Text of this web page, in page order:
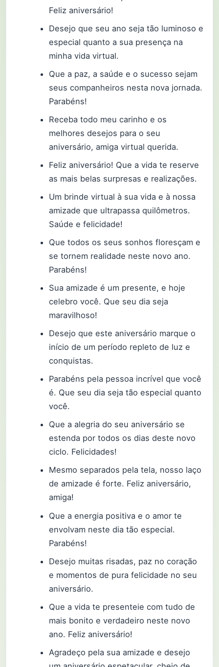
Feliz aniversário!
Desejo que seu ano seja tão luminoso e
especial quanto a sua presença na
minha vida virtual.
Que a paz, a saúde e o sucesso sejam
seus companheiros nesta nova jornada.
Parabéns!
Receba todo meu carinho e os
melhores desejos para o seu
aniversário, amiga virtual querida.
Feliz aniversário! Que a vida te reserve
as mais belas surpresas e realizações.
Um brinde virtual à sua vida e à nossa
amizade que ultrapassa quilômetros.
Saúde e felicidade!
Que todos os seus sonhos floresçam e
se tornem realidade neste novo ano.
Parabéns!
Sua amizade é um presente, e hoje
celebro você. Que seu dia seja
maravilhoso!
Desejo que este aniversário marque o
início de um período repleto de luz e
conquistas.
Parabéns pela pessoa incrível que você
é. Que seu dia seja tão especial quanto
você.
Que a alegria do seu aniversário se
estenda por todos os dias deste novo
ciclo. Felicidades!
Mesmo separados pela tela, nosso laço
de amizade é forte. Feliz aniversário,
amiga!
Que a energia positiva e o amor te
envolvam neste dia tão especial.
Parabéns!
Desejo muitas risadas, paz no coração
e momentos de pura felicidade no seu
aniversário.
Que a vida te presenteie com tudo de
mais bonito e verdadeiro neste novo
ano. Feliz aniversário!
Agradeço pela sua amizade e desejo